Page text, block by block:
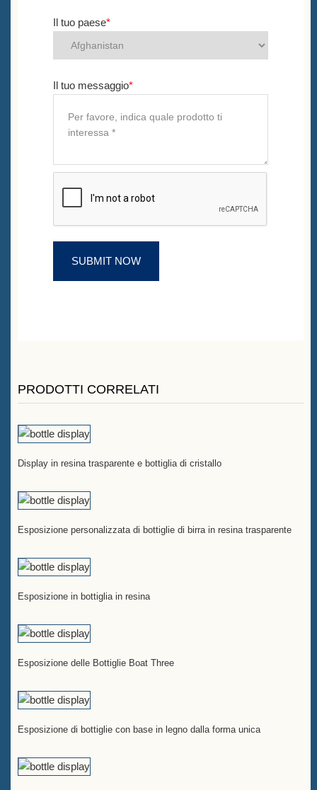
Il tuo paese*
Il tuo messaggio*
PRODOTTI CORRELATI
Display in resina trasparente e bottiglia di cristallo
Esposizione personalizzata di bottiglie di birra in resina trasparente
Esposizione in bottiglia in resina
Esposizione delle Bottiglie Boat Three
Esposizione di bottiglie con base in legno dalla forma unica